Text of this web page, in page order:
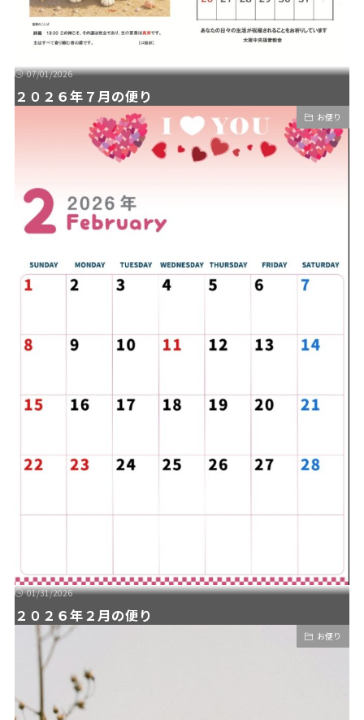
07/01/2026
２０２６年７月の便り
お便り
01/31/2026
２０２６年２月の便り
お便り